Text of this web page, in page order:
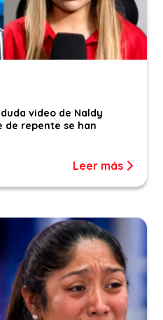
video de Naldy
de repente se han
Leer más